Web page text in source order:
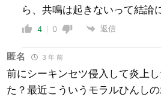
ら、共鳴は起きないって結論
4 0 返信
匿名 3 年 前
前にシーキンセツ侵入して炎上
た？最近こういうモラルひんし